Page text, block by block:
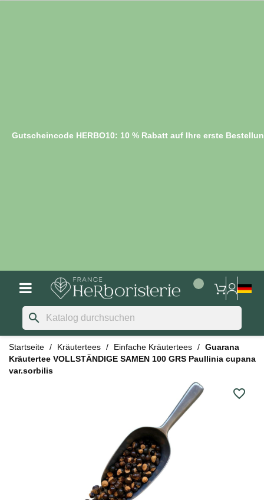
Gutscheincode HERBO10: 10 % Rabatt auf Ihre erste
search
Startseite Kräutertees Einfache Kräutertees
Guarana
Kräutertee VOLLSTÄNDIGE SAMEN 100 GRS Paullinia cupana
var.sorbilis
favorite_border